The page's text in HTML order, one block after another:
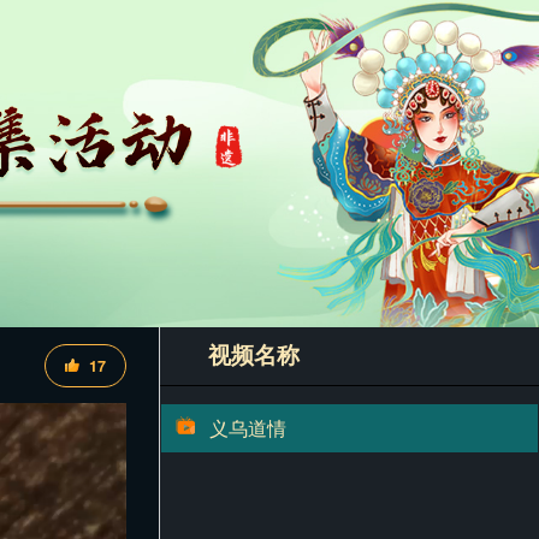
17 视频名称
义乌道情